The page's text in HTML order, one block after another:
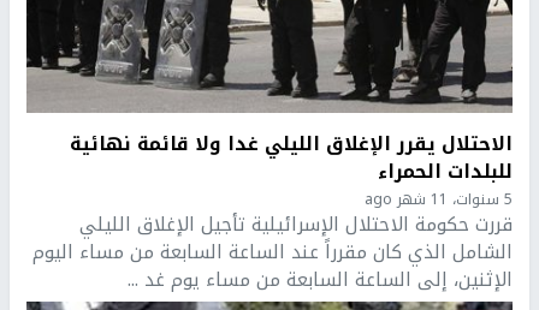
الاحتلال يقرر الإغلاق الليلي غدا ولا قائمة نهائية
للبلدات الحمراء
5 سنوات، 11 شهر ago
قررت حكومة الاحتلال الإسرائيلية تأجيل الإغلاق الليلي
الشامل الذي كان مقرراً عند الساعة السابعة من مساء اليوم
الإثنين، إلى الساعة السابعة من مساء يوم غد ...